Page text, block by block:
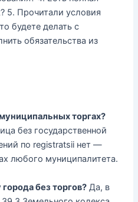
5. Прочитали условия
будете делать с
обязательства из
торгах?
без государственной
по registratsii нет —
любого муниципалитета.
без торгов? Да, в